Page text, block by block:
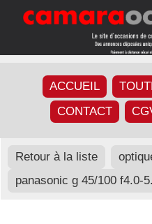
ACCUEIL
CONTACT
Retour à la liste
panasonic g 45/100 f4.0-